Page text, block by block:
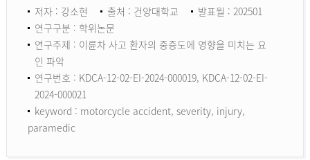
저자 : 강소현 출처 : 건양대학교
발표월 : 202501
연구구분 : 학위논문
연구주제 : 이륜차 사고 환자의 중증도에 영향을 미치는 요
인 파악
연구번호 : KDCA-12-02-EI-2024-000019, KDCA-12-02-EI-
2024-000021
keyword : motorcycle accident, severity, injury,
paramedic